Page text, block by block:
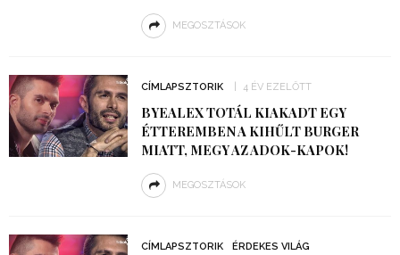
MEGOSZTÁSOK
CÍMLAPSZTORIK 4 ÉV EZELŐTT
BYEALEX TOTÁL KIAKADT EGY
ÉTTEREMBEN A KIHŰLT BURGER
MIATT, MEGY AZ ADOK-KAPOK!
MEGOSZTÁSOK
CÍMLAPSZTORIK ÉRDEKES VILÁG